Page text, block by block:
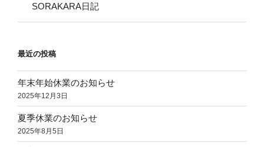
SORAKARA日記
最近の投稿
年末年始休業のお知らせ
2025年12月3日
夏季休業のお知らせ
2025年8月5日